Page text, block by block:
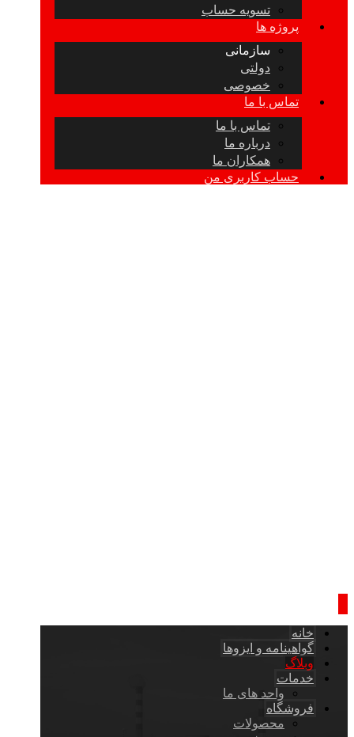
تسویه حساب
پروژه ها
سازمانی
دولتی
خصوصی
تماس با ما
تماس با ما
درباره ما
همکاران ما
حساب کاربری من
خانه
گواهینامه و ایزوها
وبلاگ
خدمات
واحد های ما
فروشگاه
محصولات